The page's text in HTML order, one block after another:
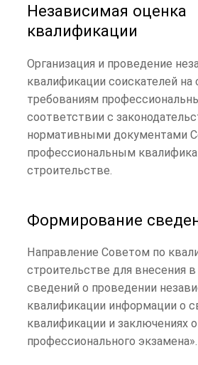
Независимая оценка
квалификации
Организация и проведение
квалификации соискателей на
требованиям
соответствии с
нормативными документами
профессиональным
строительстве.
Формирование
Направление Советом по
строительстве для внесения
сведений о проведении
квалификации информации о
квалификации и заключениях
профессионального экзамена».